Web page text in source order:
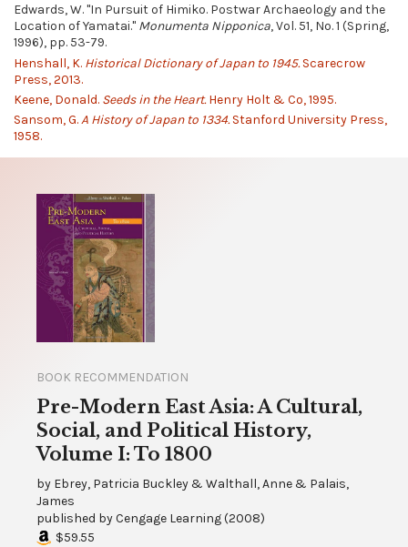
Edwards, W. "In Pursuit of Himiko. Postwar Archaeology and the
Location of Yamatai." Monumenta Nipponica, Vol. 51, No. 1 (Spring,
1996), pp. 53-79.
Henshall, K. Historical Dictionary of Japan to 1945.Scarecrow
Press, 2013.
Keene, Donald. Seeds in the Heart.Henry Holt & Co, 1995.
Sansom, G.A History of Japan to 1334.Stanford University Press,
1958.
BOOK RECOMMENDATION
Pre-Modern East Asia: A Cultural,
Social, and Political History,
Volume I: To 1800
by Ebrey, Patricia Buckley & Walthall, Anne & Palais,
James
published byCengage Learning(2008)
$59.55